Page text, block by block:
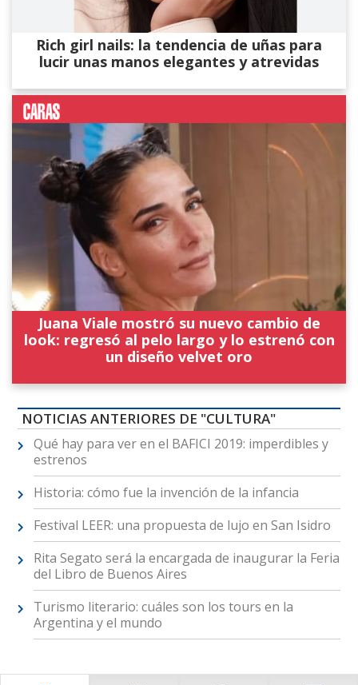
Rich girl nails: la tendencia de uñas para
lucir unas manos elegantes y atrevidas
Juana Viale mostró su nuevo cambio de
look: regresó al pelo largo y lo estrenó con
un diseño velvet oro
NOTICIAS ANTERIORES DE "CULTURA"
Qué hay para ver en el BAFICI 2019: imperdibles y
estrenos
Historia: cómo fue la invención de la infancia
Festival LEER: una propuesta de lujo en San Isidro
Rita Segato será la encargada de inaugurar la Feria
del Libro de Buenos Aires
Turismo literario: cuáles son los tours en la
Argentina y el mundo